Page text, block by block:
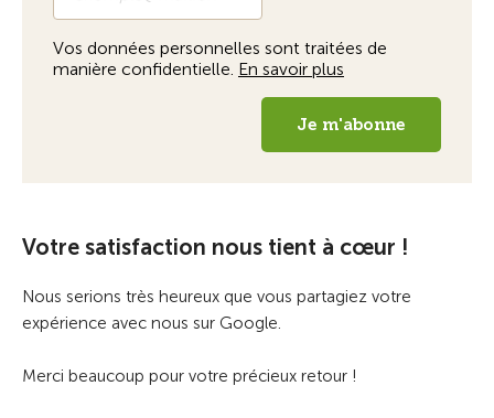
Votre satisfaction nous tient à cœur !
Nous serions très heureux que vous partagiez votre
expérience avec nous sur Google.
Merci beaucoup pour votre précieux retour !